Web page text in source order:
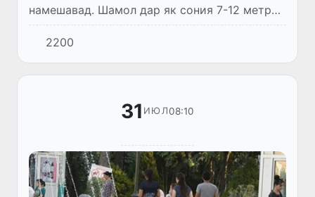
намешавад. Шамол дар як сония 7-12 метр
вазида, дар баъзе ҷойҳо то 13-18 метр
афзоиш ёфта, баъзе ноҳияҳоро тӯфони
ғуборолуд фаро мегирад. Ҳарорат 36-...
2200
31 ИЮЛ08:10